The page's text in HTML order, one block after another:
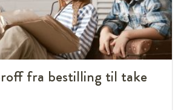
fra bestilling til take